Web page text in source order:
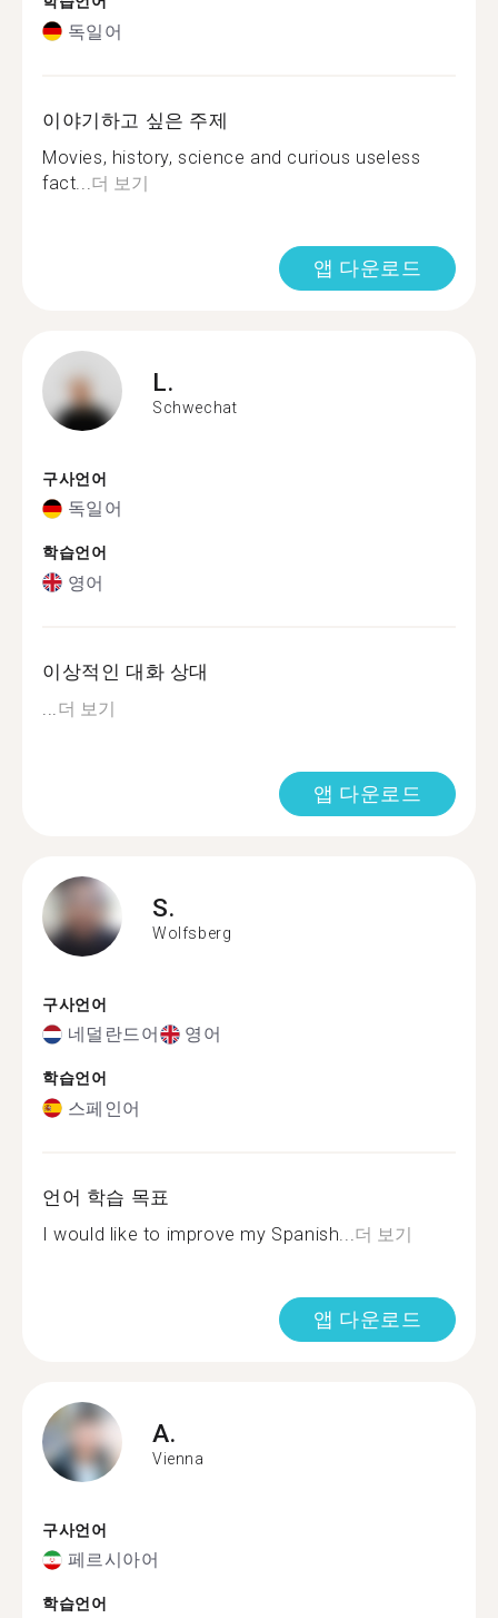
독일어
이야기하고 싶은 주제
Movies, history, science and curious useless
fact... 더 보기
앱 다운로드
L.
Schwechat
구사언어
독일어
학습언어
영어
이상적인 대화 상대
더 보기
앱 다운로드
S.
Wolfsberg
구사언어
네덜란드어 영어
학습언어
스페인어
언어 학습 목표
I would like to improve my Spanish... 더 보기
앱 다운로드
A.
Vienna
구사언어
페르시아어
학습언어